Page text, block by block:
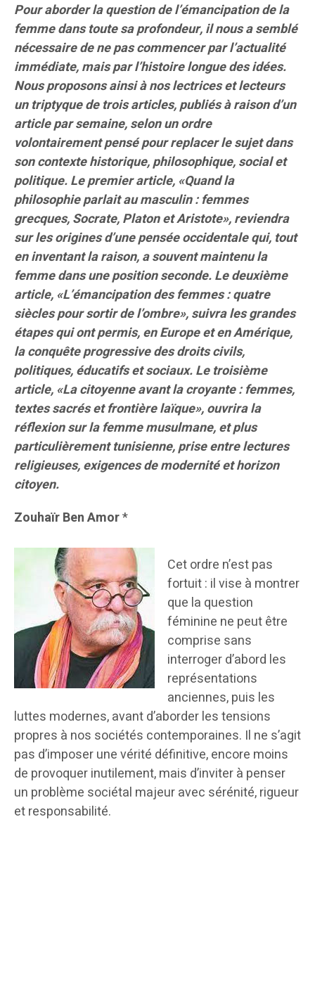
Pour aborder la question de l’émancipation de la
femme dans toute sa profondeur, il nous a semblé
nécessaire de ne pas commencer par l’actualité
immédiate, mais par l’histoire longue des idées.
Nous proposons ainsi à nos lectrices et lecteurs
un triptyque de trois articles, publiés à raison d’un
article par semaine, selon un ordre
volontairement pensé pour replacer le sujet dans
son contexte historique, philosophique, social et
politique. Le premier article, «Quand la
philosophie parlait au masculin : femmes
grecques, Socrate, Platon et Aristote», reviendra
sur les origines d’une pensée occidentale qui, tout
en inventant la raison, a souvent maintenu la
femme dans une position seconde. Le deuxième
article, «L’émancipation des femmes : quatre
siècles pour sortir de l’ombre», suivra les grandes
étapes qui ont permis, en Europe et en Amérique,
la conquête progressive des droits civils,
politiques, éducatifs et sociaux. Le troisième
article, «La citoyenne avant la croyante : femmes,
textes sacrés et frontière laïque», ouvrira la
réflexion sur la femme musulmane, et plus
particulièrement tunisienne, prise entre lectures
religieuses, exigences de modernité et horizon
citoyen.
Zouhaïr Ben Amor*
Cet ordre n’est pas
fortuit : il vise à montrer
que la question
féminine ne peut être
comprise sans
interroger d’abord les
représentations
anciennes, puis les
luttes modernes, avant d’aborder les tensions
propres à nos sociétés contemporaines. Il ne s’agit
pas d’imposer une vérité définitive, encore moins
de provoquer inutilement, mais d’inviter à penser
un problème sociétal majeur avec sérénité, rigueur
et responsabilité.